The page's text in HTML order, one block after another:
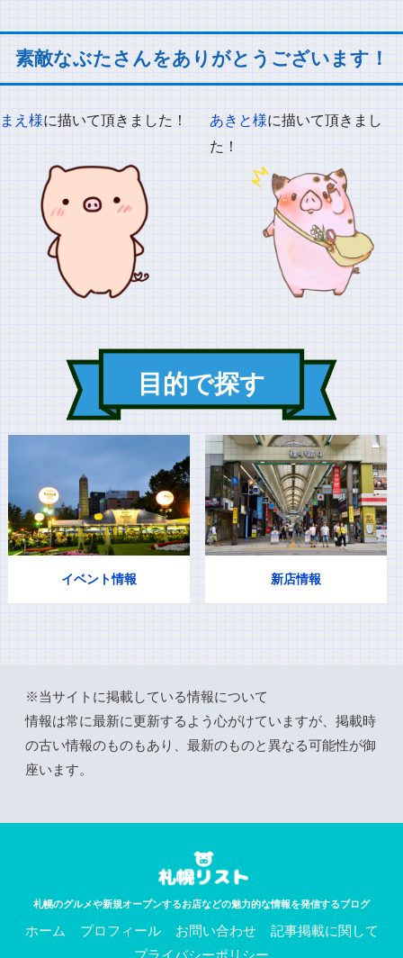
素敵なぶたさんをありがとうございます！
まえ様に描いて頂きました！ あきと様に描いて頂きまし
た！
目的で探す
イベント情報 新店情報
※当サイトに掲載している情報について
情報は常に最新に更新するよう心がけていますが、掲載時
の古い情報のものもあり、最新のものと異なる可能性が御
座います。
札幌のグルメや新規オープンするお店などの魅力的な情報を発信するブログ
ホーム プロフィール お問い合わせ
記事掲載に関して